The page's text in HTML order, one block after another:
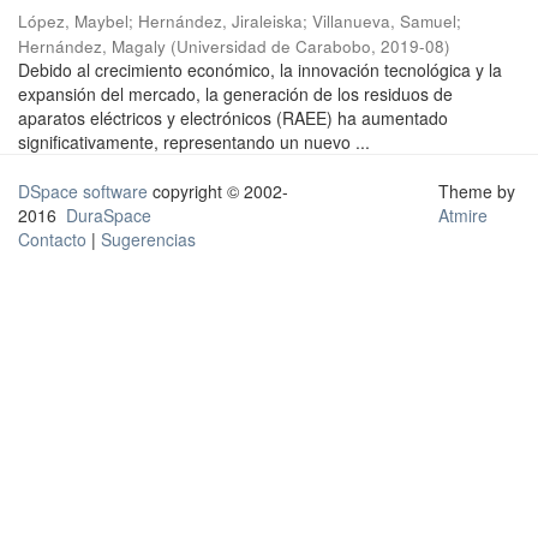
López, Maybel; Hernández, Jiraleiska; Villanueva, Samuel;
Hernández, Magaly (Universidad de Carabobo, 2019-08)
Debido al crecimiento económico, la innovación tecnológica y la
expansión del mercado, la generación de los residuos de
aparatos eléctricos y electrónicos (RAEE) ha aumentado
significativamente, representando un nuevo ...
DSpace software copyright © 2002-
2016 DuraSpace
Contacto | Sugerencias
Theme by
Atmire